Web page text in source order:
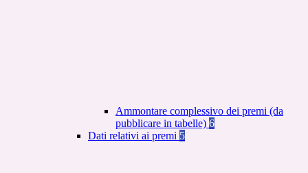
Ammontare complessivo dei premi (da
pubblicare in tabelle) 6
Dati relativi ai premi 5